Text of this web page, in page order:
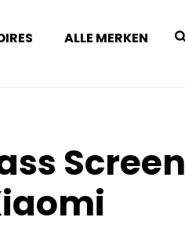
ALLE MERKEN
Screen